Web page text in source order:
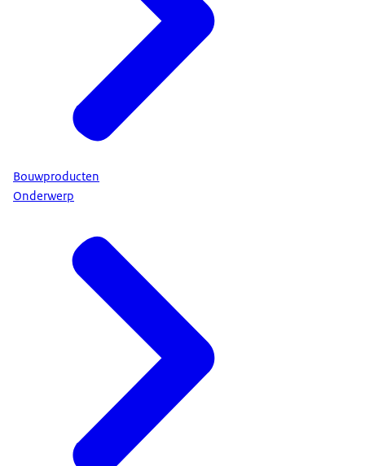
Bouwproducten
Onderwerp